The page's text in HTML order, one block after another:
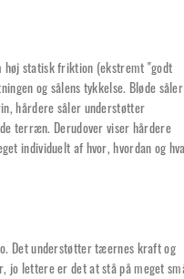
høj statisk friktion (ekstremt "godt
og sålens tykkelse. Bløde såler
hårdere såler understøtter
terræn. Derudover viser hårdere
individuelt af hvor, hvordan og
Det understøtter tæernes kraft og
jo lettere er det at stå på meget